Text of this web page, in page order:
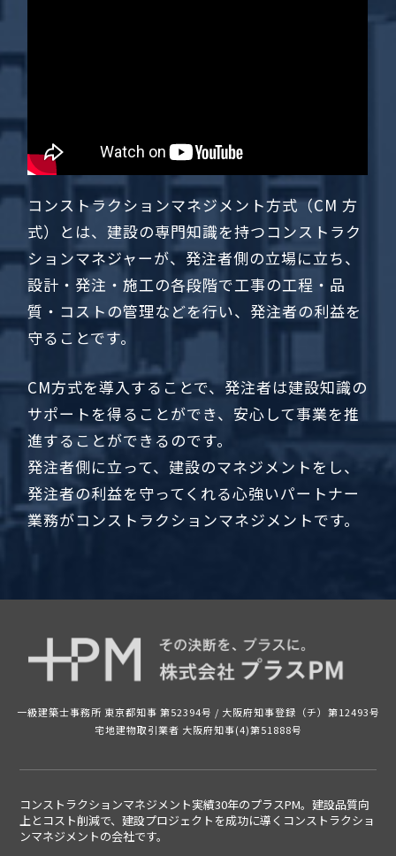
コンストラクションマネジメント方式（CM 方
式）とは、建設の専門知識を持つコンストラク
ションマネジャーが、発注者側の立場に立ち、
設計・発注・施工の各段階で工事の工程・品
質・コストの管理などを行い、発注者の利益を
守ることです。
CM方式を導入することで、発注者は建設知識の
サポートを得ることができ、安心して事業を推
進することができるのです。
発注者側に立って、建設のマネジメントをし、
発注者の利益を守ってくれる心強いパートナー
業務がコンストラクションマネジメントです。
一級建築士事務所 東京都知事 第52394号 / 大阪府知事登録（チ）第12493号
宅地建物取引業者 大阪府知事(4)第51888号
コンストラクションマネジメント実績30年のプラスPM。建設品質向
上とコスト削減で、建設プロジェクトを成功に導くコンストラクショ
ンマネジメントの会社です。